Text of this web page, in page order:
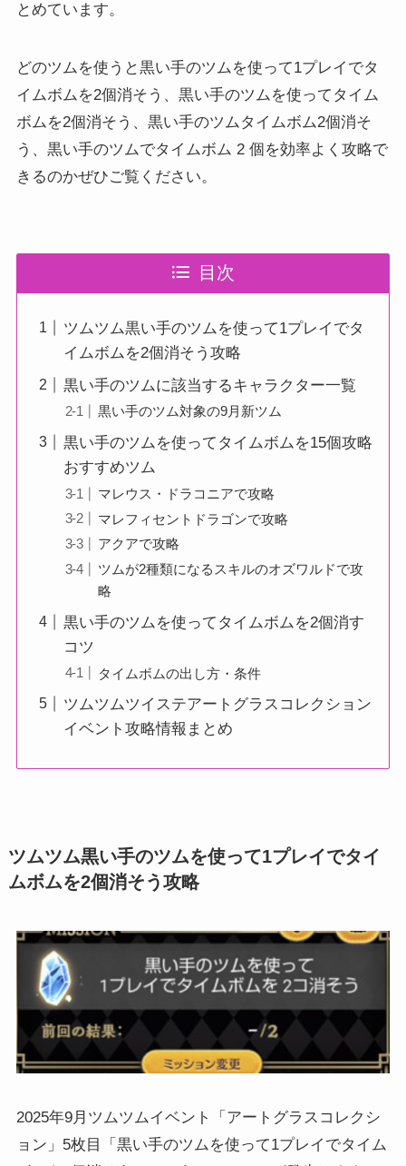
とめています。
どのツムを使うと黒い手のツムを使って1プレイでタ
イムボムを2個消そう、黒い手のツムを使ってタイム
ボムを2個消そう、黒い手のツムタイムボム2個消そ
う、黒い手のツムでタイムボム 2 個を効率よく攻略で
きるのかぜひご覧ください。
目次
ツムツム黒い手のツムを使って1プレイでタ
イムボムを2個消そう攻略
黒い手のツムに該当するキャラクター一覧
黒い手のツム対象の9月新ツム
黒い手のツムを使ってタイムボムを15個攻略
おすすめツム
マレウス・ドラコニアで攻略
マレフィセントドラゴンで攻略
アクアで攻略
ツムが2種類になるスキルのオズワルドで攻
略
黒い手のツムを使ってタイムボムを2個消す
コツ
タイムボムの出し方・条件
ツムツムツイステアートグラスコレクション
イベント攻略情報まとめ
ツムツム黒い手のツムを使って1プレイでタイ
ムボムを2個消そう攻略
2025年9月ツムツムイベント「アートグラスコレクシ
ョン」5枚目「黒い手のツムを使って1プレイでタイム